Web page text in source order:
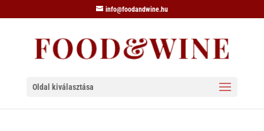
info@foodandwine.hu
Oldal kiválasztása